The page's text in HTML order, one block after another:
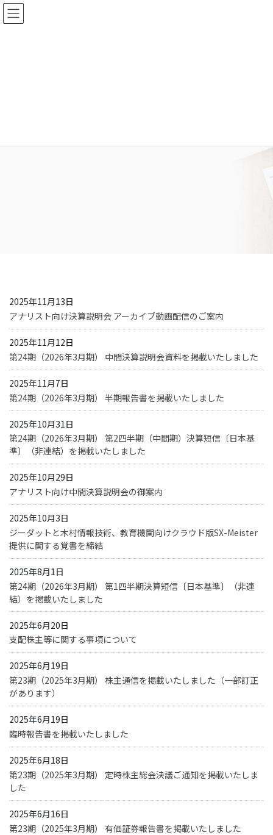
コ
ン
ナ
ビ
2025年11月13日
アナリスト向け決算説明会 アーカイブ動画配信のご案内
2025年11月12日
第24期（2026年3月期） 中間決算説明会資料を掲載いたしました
2025年11月7日
第24期（2026年3月期） 半期報告書を掲載いたしました
2025年10月31日
第24期（2026年3月期） 第2四半期（中間期）決算短信〔日本基
準〕（非連結）を掲載いたしました
2025年10月29日
アナリスト向け中間決算説明会の御案内
2025年10月3日
ジーダットと木村情報技術、教育機関向けクラウド版SX-Meister
提供に関する覚書を締結
2025年8月1日
第24期（2026年3月期） 第1四半期決算短信〔日本基準〕（非連
結）を掲載いたしました
2025年6月20日
支配株主等に関する事項について
2025年6月19日
第23期（2025年3月期） 株主通信を掲載いたしました（一部訂正
があります）
2025年6月19日
臨時報告書を掲載いたしました
2025年6月18日
第23期（2025年3月期） 定時株主総会決議ご通知を掲載いたしま
した
2025年6月16日
第23期（2025年3月期） 有価証券報告書を掲載いたしました